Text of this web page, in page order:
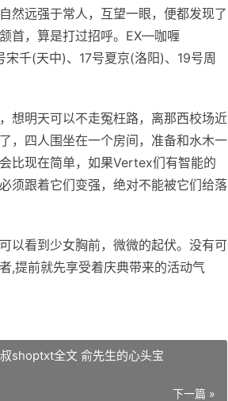
远强于常人，互望一眼，便都发现了
首，算是打过招呼。EX—咖喱
千(天中)、17号夏京(洛阳)、19号周
想明天可以不走冤枉路，离那西校场近
，四人围坐在一个房间，准备和水木一
比现在简单，如果Vertex们有智能的
须跟着它们变强，绝对不能被它们给落
以看到少女胸前，微微的起伏。没有可
,提前就先享受着庆典带来的活动气
shoptxt全文 俞先生的心头宝
下一篇 »